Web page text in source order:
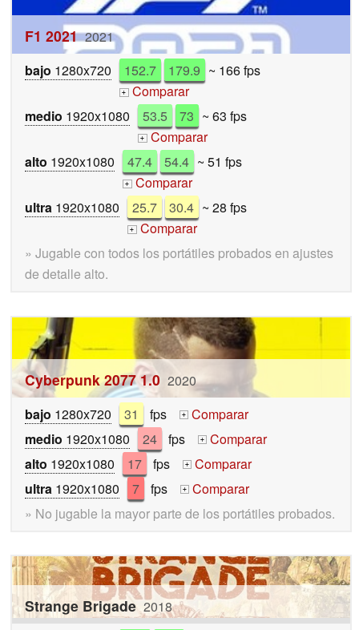
F1 2021 2021
bajo 1280x720 152.7 179.9 ~ 166 fps
+ Comparar
medio 1920x1080 53.5 73 ~ 63 fps
+ Comparar
alto 1920x1080 47.4 54.4 ~ 51 fps
+ Comparar
ultra 1920x1080 25.7 30.4 ~ 28 fps
+ Comparar
» Jugable con todos los portátiles probados en ajustes
de detalle alto.
Cyberpunk 2077 1.0 2020
bajo 1280x720 31 fps +
Comparar
medio 1920x1080 24 fps +
Comparar
alto 1920x1080 17 fps +
Comparar
ultra 1920x1080 7 fps +
Comparar
» No jugable la mayor parte de los portátiles probados.
Strange Brigade 2018